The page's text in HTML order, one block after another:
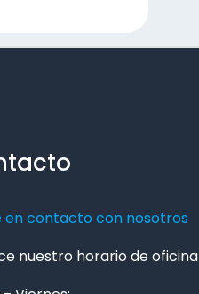
en contacto con nosotros
nuestro horario de oficina